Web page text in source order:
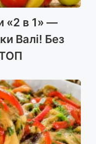
«2 в 1» —
Валі! Без